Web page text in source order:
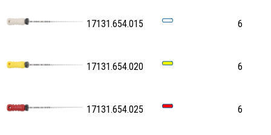
17131.654.015 6
17131.654.020 6
17131.654.025 6